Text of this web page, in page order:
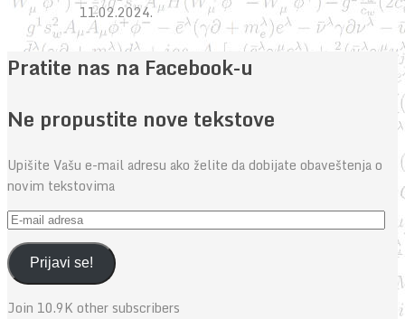
11.02.2024.
Pratite nas na Facebook-u
Ne propustite nove tekstove
Upišite Vašu e-mail adresu ako želite da dobijate obaveštenja o
novim tekstovima
E-
mail
adresaPrijavi se!
Join 10.9K other subscribers